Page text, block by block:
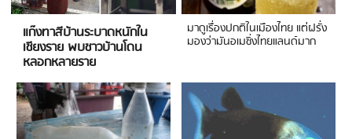
แก๊งทาสีบ้านระบาดหนักใน
เชียงราย พบชาวบ้านโดน
หลอกหลายราย
มาดูเรื่องปกติในเมืองไทย แต่ฝรั่ง
มองว่ามันอเมซิ่งไทยแลนด์มาก